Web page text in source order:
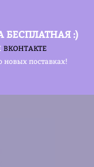
БЕСПЛАТНАЯ :)
ВКОНТАКТЕ
новых поставках!